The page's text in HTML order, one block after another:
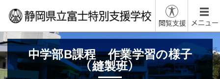
閲覧支援 メニュー
中学部B課程 作業学習の様子
（縫製班）